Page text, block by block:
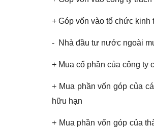
+ Góp vốn vào tổ chức kinh
- Nhà đầu tư nước ngoài
+ Mua cổ phần của công ty
+ Mua phần vốn góp của
hữu hạn
+ Mua phần vốn góp của